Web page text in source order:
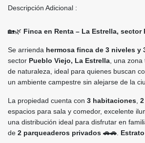
Descripción Adicional :
🏡🌿 Finca en Renta – La Estrella, sector
Se arrienda hermosa finca de 3 niveles y
sector Pueblo Viejo, La Estrella , una
de naturaleza, ideal para quienes buscan
un ambiente campestre sin alejarse de la
La propiedad cuenta con 3 habitaciones
espacios para sala y comedor, excelente
una distribución ideal para disfrutar en
de 2 parqueaderos privados 🚗🚗